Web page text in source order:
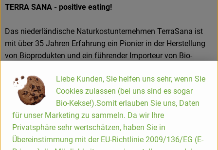
TERRA SANA - positive eating!
Das niederländische Naturkostunternehmen TerraSana ist
mit über 35 Jahren Erfahrung ein Pionier in der Herstellung
von Bioprodukten und ein führender Importeur von Bio-
eating“ strebt TerraSana stets zum Gleichgewicht zwischen
Nachhaltigkeit, Genuss und handwerklicher Qualität.
Reine, gesunde und ehrliche Produkte zeichnen TerraSana
aus. Von hausgemachten Nussmusen über traditionelle
japanische Spezialitäten, natürliche Lakritze, mediterrane
Delikatessen, Premium-Kokosmilch bis hin zu Keimbrot,
Liebe Kunden, Sie helfen uns sehr, wenn Sie
Cookies zulassen (bei uns sind es sogar
Bio-Kekse!).Somit erlauben Sie uns, Daten
für unser Marketing zu sammeln. Da wir Ihre
Privatsphäre sehr wertschätzen, haben Sie in
Übereinstimmung mit der EU-Richtlinie 2009/136/EG (E-